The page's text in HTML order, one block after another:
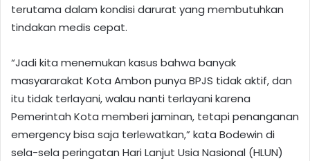
terutama dalam kondisi darurat yang membutuhkan
tindakan medis cepat.
“Jadi kita menemukan kasus bahwa banyak
masyararakat Kota Ambon punya BPJS tidak aktif, dan
itu tidak terlayani, walau nanti terlayani karena
Pemerintah Kota memberi jaminan, tetapi penanganan
emergency bisa saja terlewatkan,” kata Bodewin di
sela-sela peringatan Hari Lanjut Usia Nasional (HLUN)